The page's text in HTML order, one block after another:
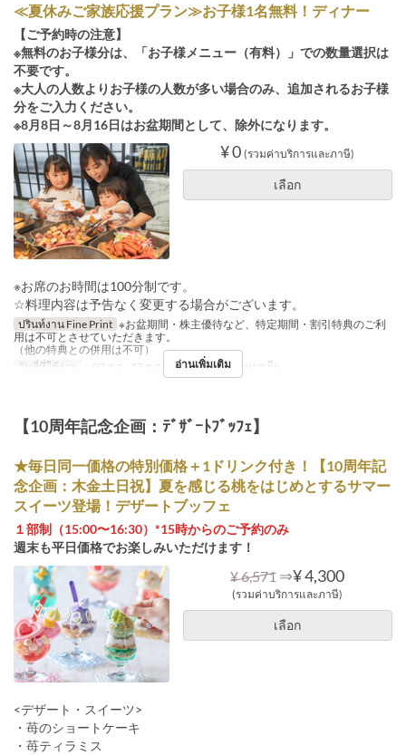
≪夏休みご家族応援プラン≫お子様1名無料！ディナー
【ご予約時の注意】
※無料のお子様分は、「お子様メニュー（有料）」での数量選択は
不要です。
※大人の人数よりお子様の人数が多い場合のみ、追加されるお子様
分をご入力ください。
※8月8日～8月16日はお盆期間として、除外になります。
¥ 0 (รวมค่าบริการและภาษี)
เลือก
※お席のお時間は100分制です。
☆料理内容は予告なく変更する場合がございます。
ปรินท์งาน Fine Print ※お盆期間・株主優待など、特定期間・割引特典のご利
用は不可とさせていただきます。
（他の特典との併用は不可）
วันที่ที่ใช้งาน
~ 07 ส.ค., 17 ส.ค. ~ มื้ออาหาร อาหารเย็น
อ่านเพิ่มเติม
【10周年記念企画：ﾃﾞｻﾞｰﾄﾌﾞｯﾌｪ】
★毎日同一価格の特別価格＋1ドリンク付き！【10周年記
念企画：木金土日祝】夏を感じる桃をはじめとするサマー
スイーツ登場！デザートブッフェ
１部制（15:00〜16:30）*15時からのご予約のみ
週末も平日価格でお楽しみいただけます！
¥ 6,571 ⇒¥ 4,300
(รวมค่าบริการและภาษี)
เลือก
<デザート・スイーツ>
・苺のショートケーキ
・苺ティラミス